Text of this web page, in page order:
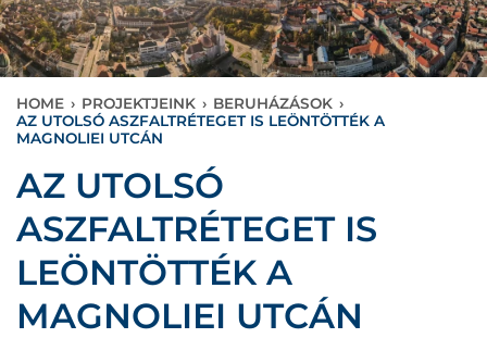
HOME › PROJEKTJEINK › BERUHÁZÁSOK ›
AZ UTOLSÓ ASZFALTRÉTEGET IS LEÖNTÖTTÉK A
MAGNOLIEI UTCÁN
AZ UTOLSÓ
ASZFALTRÉTEGET IS
LEÖNTÖTTÉK A
MAGNOLIEI UTCÁN